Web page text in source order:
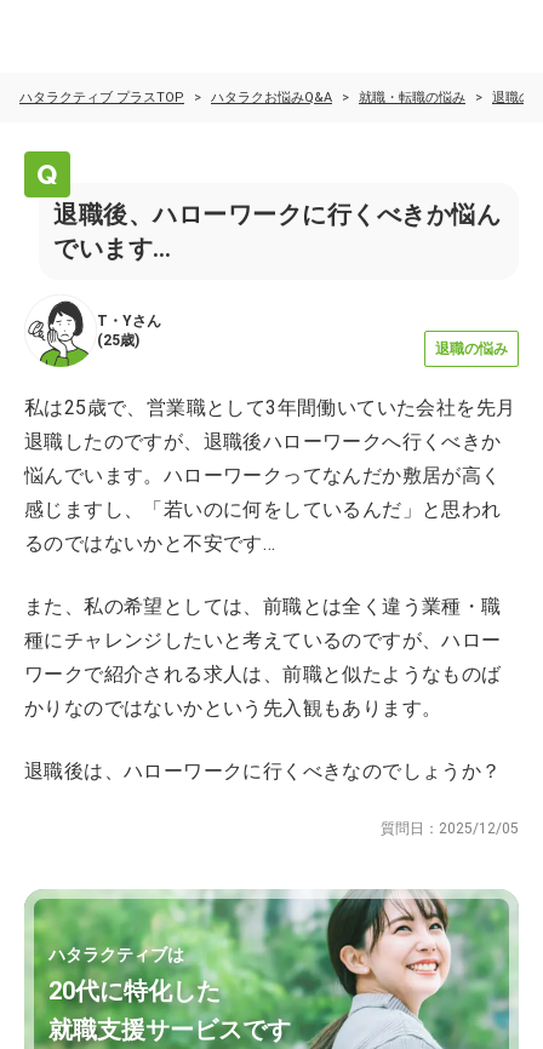
ハタラクティブ プラスTOP ハタラクお悩みQ&A 就職・転職の悩み 退職の
退職後、ハローワークに行くべきか悩ん
でいます…
T・Yさん
(25歳) 退職の悩み
私は25歳で、営業職として3年間働いていた会社を先月
退職したのですが、退職後ハローワークへ行くべきか
悩んでいます。ハローワークってなんだか敷居が高く
感じますし、「若いのに何をしているんだ」と思われ
るのではないかと不安です…
また、私の希望としては、前職とは全く違う業種・職
種にチャレンジしたいと考えているのですが、ハロー
ワークで紹介される求人は、前職と似たようなものば
かりなのではないかという先入観もあります。
退職後は、ハローワークに行くべきなのでしょうか？
質問日： 2025/12/05
ハタラクティブは
20代に特化した
就職支援サービスです